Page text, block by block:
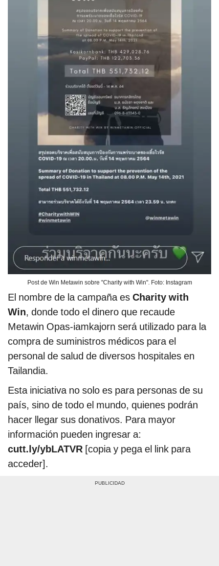
Post de Win Metawin sobre "Charity with Win". Foto: Instagram
El nombre de la campaña es Charity with
Win, donde todo el dinero que recaude
Metawin Opas-iamkajorn será utilizado para la
compra de suministros médicos para el
personal de salud de diversos hospitales en
Tailandia.
Esta iniciativa no solo es para personas de su
país, sino de todo el mundo, quienes podrán
hacer llegar sus donativos. Para mayor
información pueden ingresar a:
cutt.ly/ybLATVR [copia y pega el link para
acceder].